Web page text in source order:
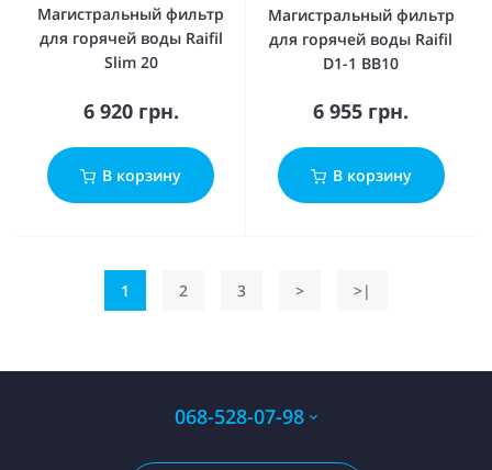
Магистральный фильтр
для горячей воды Raifil
Slim 20
6 920 грн.
В корзину
Магистральный фильтр
для горячей воды Raifil
D1-1 BB10
6 955 грн.
В корзину
1 2 3 > >|
068-528-07-98